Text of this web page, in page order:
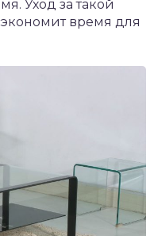
Уход за такой
время для